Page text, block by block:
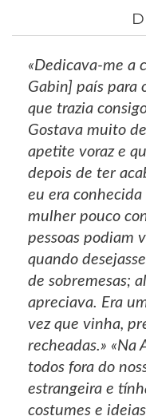
«Dedicava-me a
Gabin] país para
que trazia
Gostava muito
apetite voraz e
depois de ter
eu era
mulher pouco
pessoas podiam
quando
de sobremesas;
apreciava. Era
vez que vinha,
recheadas.» «Na
todos fora do
estrangeira e
costumes e